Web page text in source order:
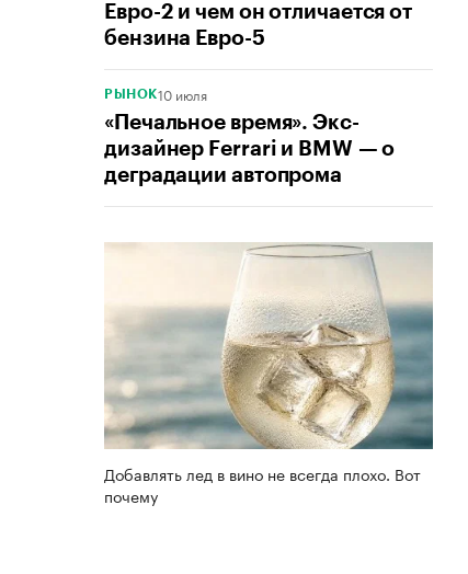
Евро-2 и чем он отличается от
бензина Евро-5
РЫНОК10 июля
«Печальное время». Экс-
дизайнер Ferrari и BMW — о
деградации автопрома
Добавлять лед в вино не всегда плохо. Вот
почему